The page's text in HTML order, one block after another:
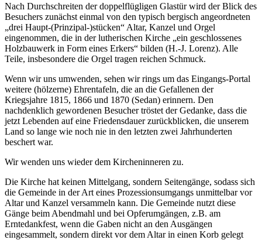
Nach Durchschreiten der doppelflügligen Glastür wird der Blick des
Besuchers zunächst einmal von den typisch bergisch angeordneten
„drei Haupt-(Prinzipal-)stücken“ Altar, Kanzel und Orgel
eingenommen, die in der lutherischen Kirche „ein geschlossenes
Holzbauwerk in Form eines Erkers“ bilden (H.-J. Lorenz). Alle
Teile, insbesondere die Orgel tragen reichen Schmuck.
Wenn wir uns umwenden, sehen wir rings um das Eingangs-Portal
weitere (hölzerne) Ehrentafeln, die an die Gefallenen der
Kriegsjahre 1815, 1866 und 1870 (Sedan) erinnern. Den
nachdenklich gewordenen Besucher tröstet der Gedanke, dass die
jetzt Lebenden auf eine Friedensdauer zurückblicken, die unserem
Land so lange wie noch nie in den letzten zwei Jahrhunderten
beschert war.
Wir wenden uns wieder dem Kircheninneren zu.
Die Kirche hat keinen Mittelgang, sondern Seitengänge, sodass sich
die Gemeinde in der Art eines Prozessionsumgangs unmittelbar vor
Altar und Kanzel versammeln kann. Die Gemeinde nutzt diese
Gänge beim Abendmahl und bei Opferumgängen, z.B. am
Erntedankfest, wenn die Gaben nicht an den Ausgängen
eingesammelt, sondern direkt vor dem Altar in einen Korb gelegt